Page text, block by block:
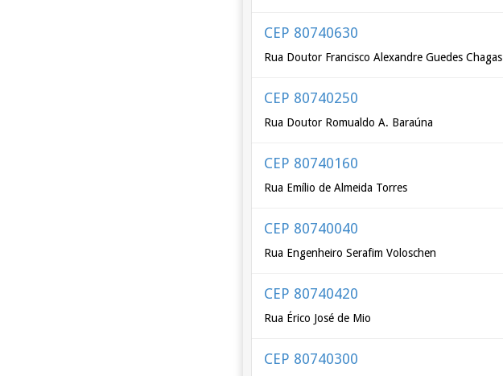
CEP 80740630
Rua Doutor Francisco Alexandre Guedes Chagas
CEP 80740250
Rua Doutor Romualdo A. Baraúna
CEP 80740160
Rua Emílio de Almeida Torres
CEP 80740040
Rua Engenheiro Serafim Voloschen
CEP 80740420
Rua Érico José de Mio
CEP 80740300